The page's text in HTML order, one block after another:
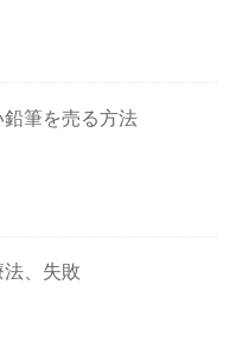
筆を売る方法
、失敗